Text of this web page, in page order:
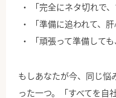
「完全にネタ切れで
「準備に追われて、
「頑張って準備して
もしあなたが今、同じ悩
った一つ。「すべてを自